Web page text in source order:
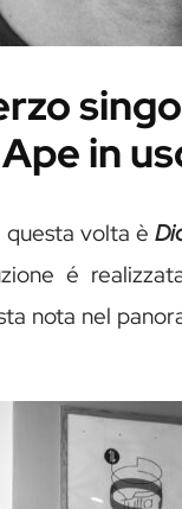
in
questa volta è
é
nota nel